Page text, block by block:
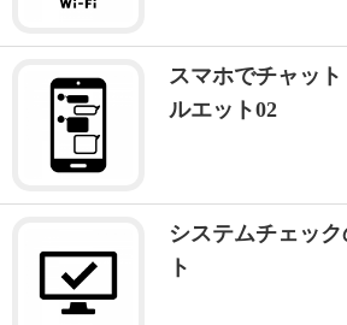
スマホでチャッ
ルエット02
システムチェッ
ト